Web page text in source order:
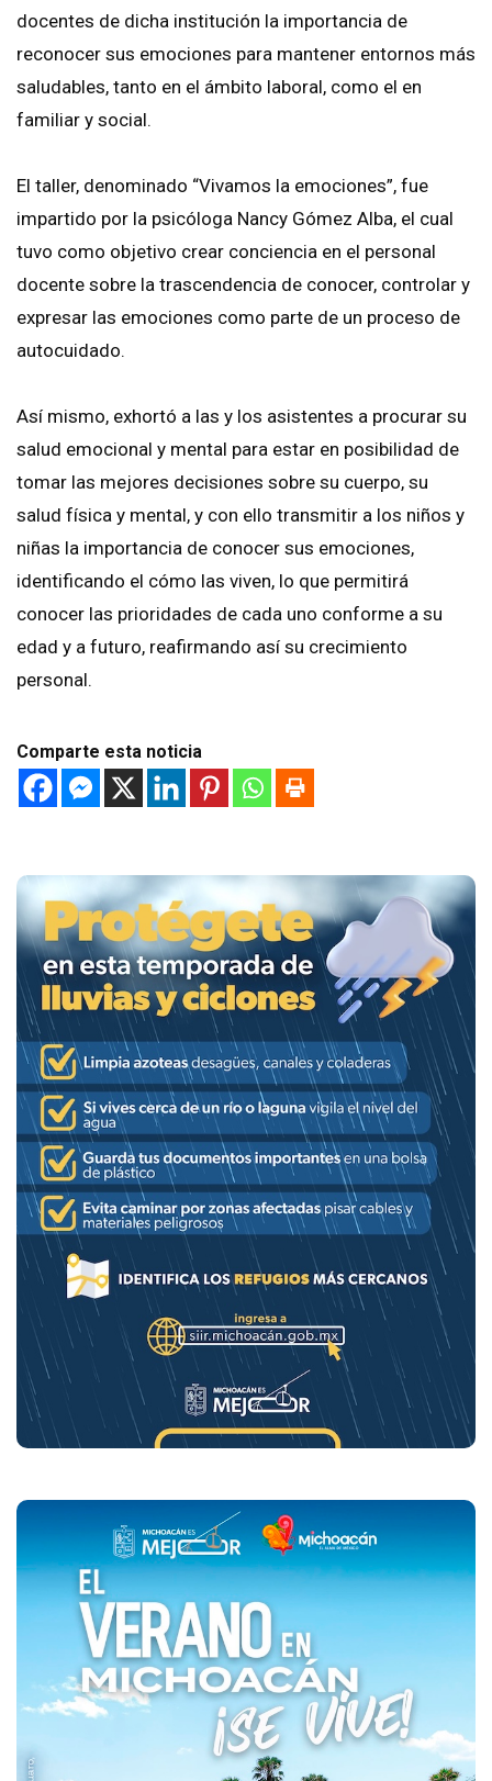
docentes de dicha institución la importancia de
reconocer sus emociones para mantener entornos más
saludables, tanto en el ámbito laboral, como el en
familiar y social.
El taller, denominado “Vivamos la emociones”, fue
impartido por la psicóloga Nancy Gómez Alba, el cual
tuvo como objetivo crear conciencia en el personal
docente sobre la trascendencia de conocer, controlar y
expresar las emociones como parte de un proceso de
autocuidado.
Así mismo, exhortó a las y los asistentes a procurar su
salud emocional y mental para estar en posibilidad de
tomar las mejores decisiones sobre su cuerpo, su
salud física y mental, y con ello transmitir a los niños y
niñas la importancia de conocer sus emociones,
identificando el cómo las viven, lo que permitirá
conocer las prioridades de cada uno conforme a su
edad y a futuro, reafirmando así su crecimiento
personal.
Comparte esta noticia